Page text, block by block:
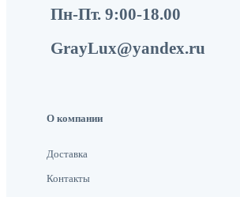
Пн-Пт. 9:00-18.00
GrayLux@yandex.ru
О компании
Доставка
Контакты